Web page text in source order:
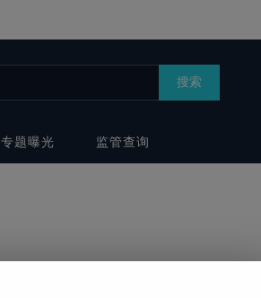
搜索
专题曝光 监管查询